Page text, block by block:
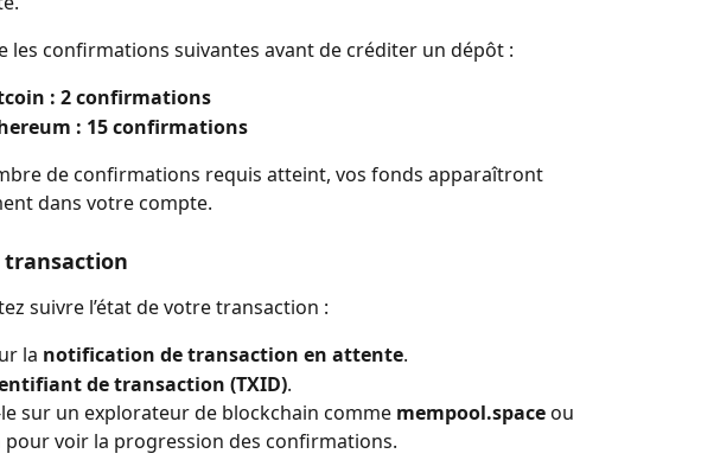
les confirmations suivantes avant de créditer un dépôt :
: 2 confirmations
: 15 confirmations
de confirmations requis atteint, vos fonds apparaîtront
dans votre compte.
suivre l’état de votre transaction :
la notification de transaction en attente.
de transaction (TXID).
sur un explorateur de blockchain comme mempool.space ou
pour voir la progression des confirmations.